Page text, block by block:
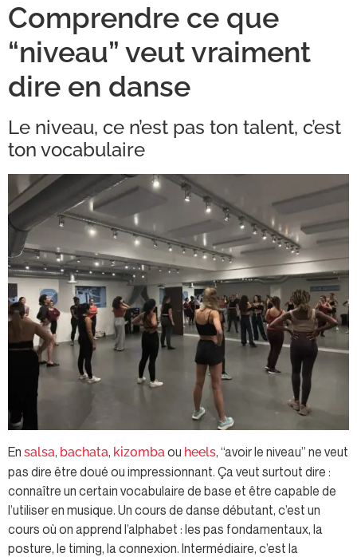
Comprendre ce que
“niveau” veut vraiment
dire en danse
Le niveau, ce n’est pas ton talent, c’est
ton vocabulaire
En salsa, bachata, kizomba ou heels, “avoir le niveau” ne veut
pas dire être doué ou impressionnant. Ça veut surtout dire :
connaître un certain vocabulaire de base et être capable de
l’utiliser en musique. Un cours de danse débutant, c’est un
cours où on apprend l’alphabet : les pas fondamentaux, la
posture, le timing, la connexion. Intermédiaire, c’est la